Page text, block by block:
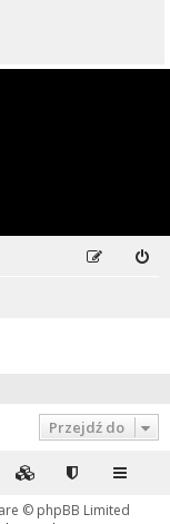
Przejdź do
© phpBB Limited